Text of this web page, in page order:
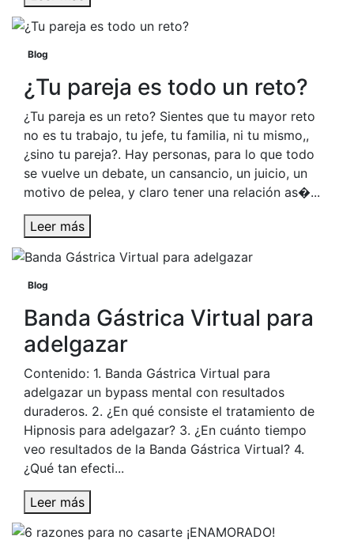
Blog
¿Tu pareja es todo un reto?
¿Tu pareja es un reto? Sientes que tu mayor reto
no es tu trabajo, tu jefe, tu familia, ni tu mismo,,
¿sino tu pareja?. Hay personas, para lo que todo
se vuelve un debate, un cansancio, un juicio, un
motivo de pelea, y claro tener una relación as�...
Leer más
Blog
Banda Gástrica Virtual para
adelgazar
Contenido: 1. Banda Gástrica Virtual para
adelgazar un bypass mental con resultados
duraderos. 2. ¿En qué consiste el tratamiento de
Hipnosis para adelgazar? 3. ¿En cuánto tiempo
veo resultados de la Banda Gástrica Virtual? 4.
¿Qué tan efecti...
Leer más